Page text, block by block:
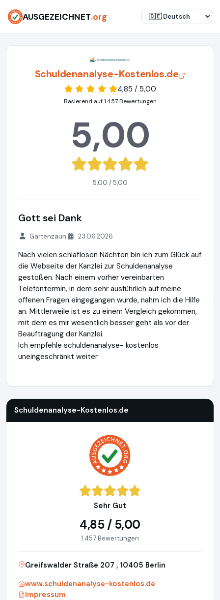
AUSGEZEICHNET.org
Schuldenanalyse-Kostenlos.de
4,85 / 5,00
Basierend auf 1.457 Bewertungen
5,00
5,00 / 5,00
Gott sei Dank
Gartenzaun 23.06.2026
Nach vielen schlaflosen Nächten bin ich zum Glück auf
die Webseite der Kanzlei zur Schuldenanalyse
gestoßen. Nach einem vorher vereinbarten
Telefontermin, in dem sehr ausführlich auf meine
offenen Fragen eingegangen wurde, nahm ich die Hilfe
an. Mittlerweile ist es zu einem Vergleich gekommen,
mit dem es mir wesentlich besser geht als vor der
Beauftragung der Kanzlei.
Ich empfehle schuldenanalyse- kostenlos
uneingeschränkt weiter
Schuldenanalyse-Kostenlos.de
Sehr Gut
4,85 / 5,00
1.457 Bewertungen
Greifswalder Straße 207 , 10405 Berlin
www.schuldenanalyse-kostenlos.de
Impressum